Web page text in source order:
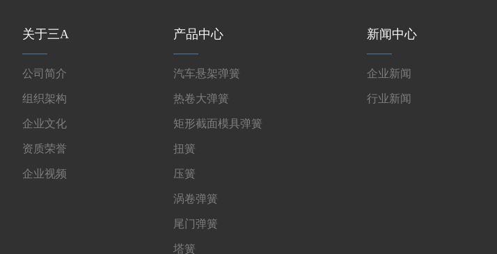
关于三A
公司简介
组织架构
企业文化
资质荣誉
企业视频
产品中心
汽车悬架弹簧
热卷大弹簧
矩形截面模具弹簧
扭簧
压簧
涡卷弹簧
尾门弹簧
塔簧
新闻中心
企业新闻
行业新闻